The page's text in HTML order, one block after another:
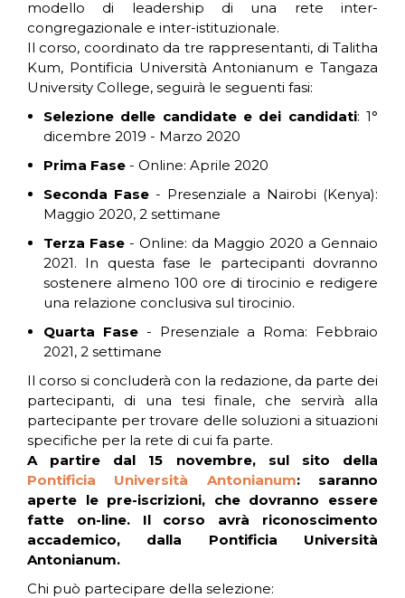
modello di leadership di una rete inter-
congregazionale e inter-istituzionale.
Il corso, coordinato da tre rappresentanti, di Talitha
Kum, Pontificia Università Antonianum e Tangaza
University College, seguirà le seguenti fasi:
Selezione delle candidate e dei candidati: 1°
dicembre 2019 - Marzo 2020
Prima Fase - Online: Aprile 2020
Seconda Fase- Presenziale a Nairobi (Kenya):
Maggio 2020, 2 settimane
Terza Fase - Online: da Maggio 2020 a Gennaio
2021. In questa fase le partecipanti dovranno
sostenere almeno 100 ore di tirocinio e redigere
una relazione conclusiva sul tirocinio.
Quarta Fase- Presenziale a Roma: Febbraio
2021, 2 settimane
Il corso si concluderà con la redazione, da parte dei
partecipanti, di una tesi finale, che servirà alla
partecipante per trovare delle soluzioni a situazioni
specifiche per la rete di cui fa parte.
A partire dal 15 novembre, sul sito della
Pontificia Università Antonianum: saranno
aperte le pre-iscrizioni, che dovranno essere
fatte on-line. Il corso avrà riconoscimento
accademico, dalla Pontificia Università
Antonianum.
Chi può partecipare della selezione: